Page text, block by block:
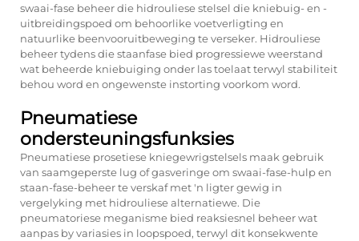
swaai-fase beheer die hidrouliese stelsel die kniebuig- en -
uitbreidingspoed om behoorlike voetverligting en
natuurlike beenvooruitbeweging te verseker. Hidrouliese
beheer tydens die staanfase bied progressiewe weerstand
wat beheerde kniebuiging onder las toelaat terwyl stabiliteit
behou word en ongewenste instorting voorkom word.
Pneumatiese
ondersteuningsfunksies
Pneumatiese prosetiese kniegewrigstelsels maak gebruik
van saamgeperste lug of gasveringe om swaai-fase-hulp en
staan-fase-beheer te verskaf met 'n ligter gewig in
vergelyking met hidrouliese alternatiewe. Die
pneumatoriese meganisme bied reaksiesnel beheer wat
aanpas by variasies in loopspoed, terwyl dit konsekwente